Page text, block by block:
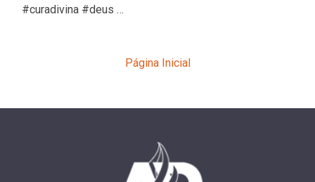
#curadivina #deus …
Página Inicial